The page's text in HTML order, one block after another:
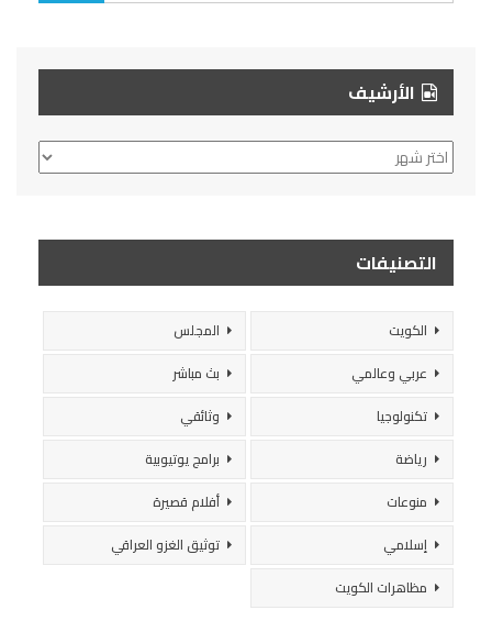
الأرشيف
الأرشيف
التصنيفات
الكويت
المجلس
عربي وعالمي
بث مباشر
تكنولوجيا
وثائقي
رياضة
برامج يوتيوبية
منوعات
أفلام قصيرة
إسلامي
توثيق الغزو العراقي
مظاهرات الكويت